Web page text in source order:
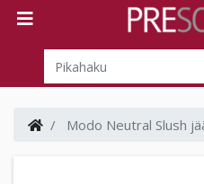
Modo Neutral Slush